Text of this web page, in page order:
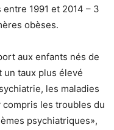
1991 et 2014 – 3
obèses.
aux enfants nés de
un taux plus élevé
les maladies
les troubles du
psychiatriques»,